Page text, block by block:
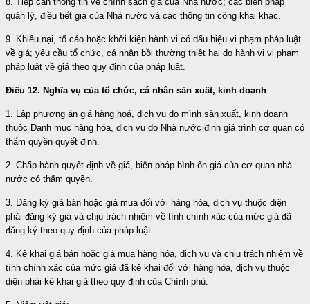
quản lý, điều tiết giá của Nhà nước và các thông tin công khai khác.
9. Khiếu nại, tố cáo hoặc khởi kiện hành vi có dấu hiệu vi phạm pháp luật
về giá; yêu cầu tổ chức, cá nhân bồi thường thiệt hại do hành vi vi phạm
pháp luật về giá theo quy định của pháp luật.
Điều 12. Nghĩa vụ của tổ chức, cá nhân sản xuất, kinh doanh
1. Lập phương án giá hàng hoá, dịch vụ do mình sản xuất, kinh doanh
thuộc Danh mục hàng hóa, dịch vụ do Nhà nước định giá trình cơ quan có
thẩm quyền quyết định.
2. Chấp hành quyết định về giá, biện pháp bình ổn giá của cơ quan nhà
nước có thẩm quyền.
3. Đăng ký giá bán hoặc giá mua đối với hàng hóa, dịch vụ thuộc diện
phải đăng ký giá và chịu trách nhiệm về tính chính xác của mức giá đã
đăng ký theo quy định của pháp luật.
4. Kê khai giá bán hoặc giá mua hàng hóa, dịch vụ và chịu trách nhiệm về
tính chính xác của mức giá đã kê khai đối với hàng hóa, dịch vụ thuộc
diện phải kê khai giá theo quy định của Chính phủ.